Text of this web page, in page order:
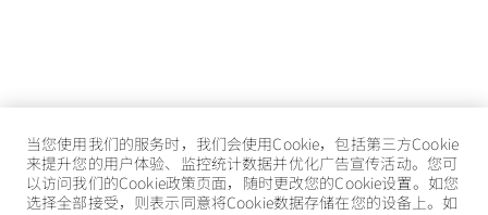
当您使用我们的服务时，我们会使用Cookie，包括第三方Cookie
来提升您的用户体验、监控统计数据并优化广告宣传活动。您可
以访问我们的Cookie政策页面，随时更改您的Cookie设置。如您
选择全部接受，则表示同意将Cookie数据存储在您的设备上。如